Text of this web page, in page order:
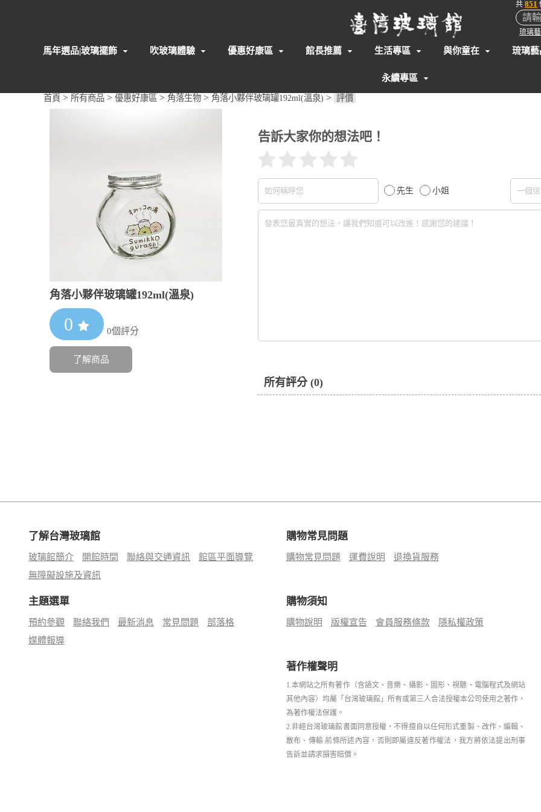
共 851
琉璃
馬年選品|玻璃擺飾 吹玻璃體驗 優惠好康區 館長推薦 生活專區 與你童在 琉璃藝
永續專區
首頁 > 所有商品 > 優惠好康區 > 角落生物 > 角落小夥伴玻璃罐192ml(溫泉) > 評價
角落小夥伴玻璃罐192ml(溫泉)
0 0個評分
了解商品
告訴大家你的想法吧！
先生 小姐
所有評分 (0)
了解台灣玻璃館
玻璃館簡介 開館時間 聯絡與交通資訊
館區平面導覽
無障礙設施及資訊
主題選單
預約參觀 聯絡我們 最新消息 常見問題
部落格
媒體報導
購物常見問題
購物常見問題 運費說明 退換貨服務
購物須知
購物說明 版權宣告 會員服務條款 隱私權政策
著作權聲明
1.本網站之所有著作（含語文、音樂、攝影、圖形、視聽、電腦程式及網站
其他內容）均屬「台灣玻璃館」所有或第三人合法授權本公司使用之著作，
為著作權法保護。
2.非經台灣玻璃館書面同意授權，不得擅自以任何形式重製、改作、編輯、
散布、傳輸 前條所述內容，否則即屬違反著作權法，我方將依法提出刑事
告訴並請求損害賠償。